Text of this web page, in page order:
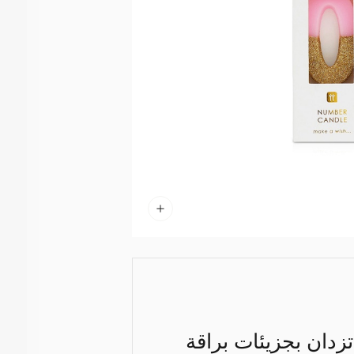
علامة توكينغ تيبلز شمعة زهرية اللون على شكل الرقم 0 تزدان بجزيئات براقة